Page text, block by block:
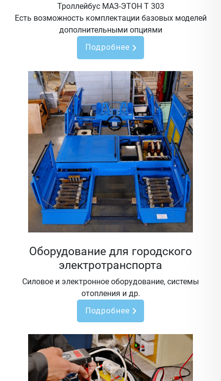
Троллейбус МАЗ-ЭТОН Т 303
Есть возможность комплектации базовых моделей
дополнительными опциями
Подробнее
Оборудование для городского
электротранспорта
Силовое и электронное оборудование, системы
отопления и др.
Подробнее